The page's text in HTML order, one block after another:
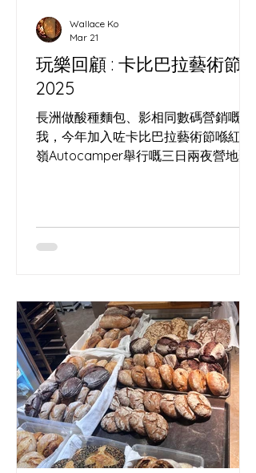
玩樂回顧 : 卡比巴拉藝術節
2025
長洲做酸種麵包、影相同數碼營銷嘅
我，今年加入咗卡比巴拉藝術節喺紅花
嶺Autocamper舉行嘅三日兩夜營地聚
街頭經驗同舞台美學帶入香港。 呢次我
除咗係參加者，其實都係團隊一分子，
烤麵包畀表演者同營友免費試食，等大
家喺雜耍、空中表演同營火之間，用一
片麵包連結起味道同人情。 夜晚圍住營
火，聽住世界各地藝術家講旅程，心入
面好清楚：無論係面糰定藝術，都需要
時間發酵，先有可能長出屬於自己嘅形
狀。 ​ As a Cheung Chau sourdough
baker, photographer and digital
marketer, I joined the Capybara Arts
Wallace Ko
Mar 21